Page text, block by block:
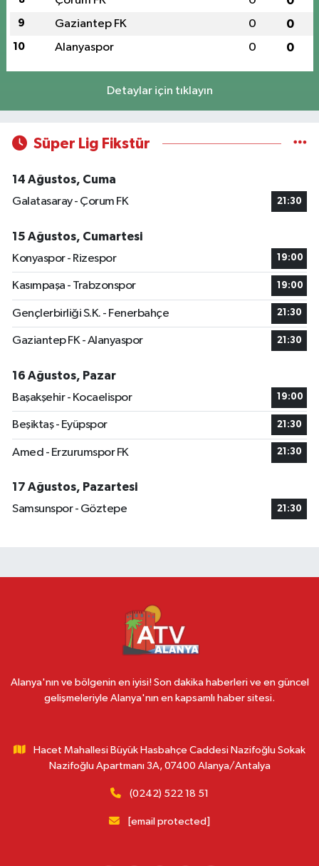
9 Gaziantep FK 0 0
10 Alanyaspor 0 0
Detaylar için tıklayın
Süper Lig Fikstür
14 Ağustos, Cuma
Galatasaray - Çorum FK
21:30
15 Ağustos, Cumartesi
Konyaspor - Rizespor
19:00
Kasımpaşa - Trabzonspor 19:00
Gençlerbirliği S.K. - Fenerbahçe 21:30
Gaziantep FK - Alanyaspor 21:30
16 Ağustos, Pazar
Başakşehir - Kocaelispor
19:00
Beşiktaş - Eyüpspor 21:30
Amed - Erzurumspor FK 21:30
17 Ağustos, Pazartesi
Samsunspor - Göztepe
21:30
Alanya'nın ve bölgenin en iyisi! Son dakika haberleri ve en güncel
gelişmeleriyle Alanya'nın en kapsamlı haber sitesi.
Hacet Mahallesi Büyük Hasbahçe Caddesi Nazifoğlu Sokak
Nazifoğlu Apartmanı 3A, 07400 Alanya/Antalya
(0242) 522 18 51
[email protected]